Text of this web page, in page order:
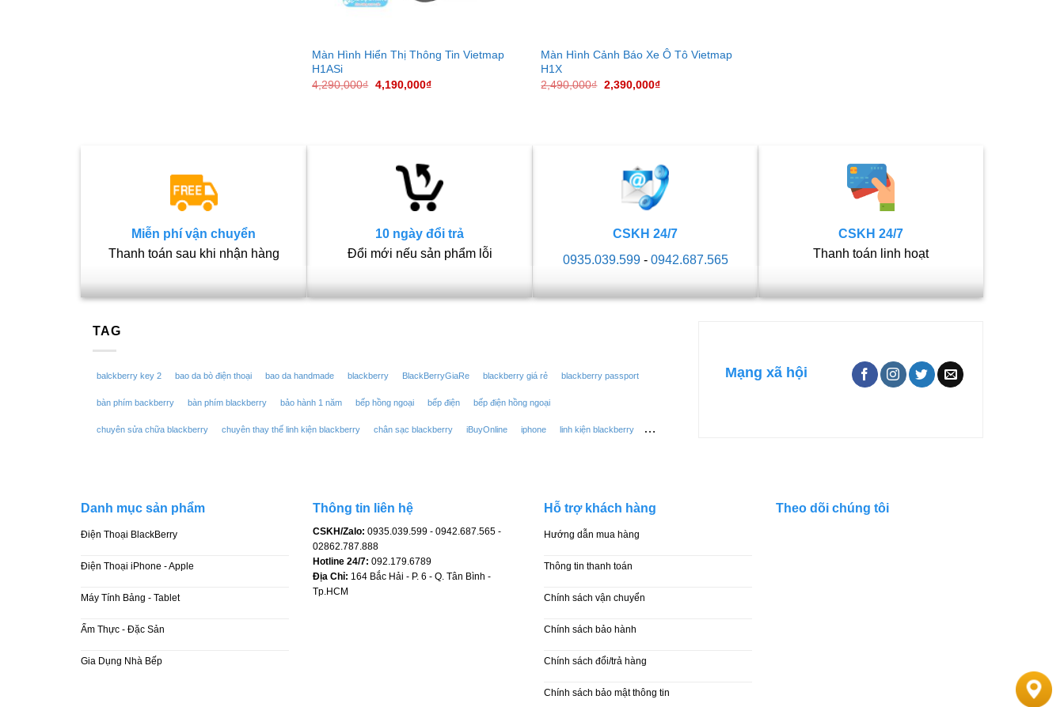
Màn Hình Hiển Thị Thông Tin Vietmap
H1ASi
4,290,000₫ 4,190,000₫
Màn Hình Cảnh Báo Xe Ô Tô Vietmap
H1X
2,490,000₫ 2,390,000₫
Miễn phí vận chuyển
Thanh toán sau khi nhận hàng
10 ngày đổi trả
Đổi mới nếu sản phẩm lỗi
CSKH 24/7
0935.039.599- 0942.687.565
CSKH 24/7
Thanh toán linh hoạt
TAG
balckberry key 2 bao da bò điện thoại bao da handmade blackberry BlackBerryGiaRe blackberry giá rẻ blackberry passport
bàn phím backberry bàn phím blackberry bảo hành 1 năm bếp hồng ngoại bếp điện bếp điện hồng ngoại
chuyên sửa chữa blackberry chuyên thay thế linh kiện blackberry chân sạc blackberry iBuyOnline iphone linh kiện blackberry
thay bàn phím Blackberry viền benzen blackberry Điện Thoại iPhone apple điện thoại blackberry
điện thoại bàn phím điện thoại iphone điện thoại xách tay điện thoại độc lạ ổ sim blackberry
Mạng xã hội
Danh mục sản phẩm
Điện Thoại BlackBerry
Điện Thoại iPhone - Apple
Máy Tính Bảng - Tablet
Ẩm Thực - Đặc Sản
Gia Dụng Nhà Bếp
Thông tin liên hệ
CSKH/Zalo: 0935.039.599 - 0942.687.565 -
02862.787.888
Hotline 24/7: 092.179.6789
Địa Chỉ: 164 Bắc Hải - P. 6 - Q. Tân Bình -
Tp.HCM
Hỗ trợ khách hàng
Hướng dẫn mua hàng
Thông tin thanh toán
Chính sách vận chuyển
Chính sách bảo hành
Chính sách đổi/trả hàng
Chính sách bảo mật thông tin
Theo dõi chúng tôi